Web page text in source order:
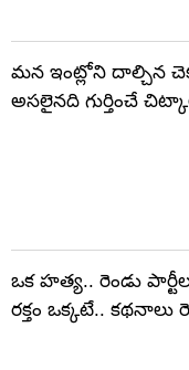
మన ఇంట్లోని దాల్చిన
అసలైనది గుర్తించే
ఒక హత్య.. రెండు
రక్తం ఒక్కటే.. కథనాలు